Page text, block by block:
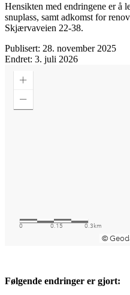
Hensikten med endringene er å
snuplass, samt adkomst for
Skjærvaveien 22-38.
Publisert: 28. november 2025
Endret: 3. juli 2026
Følgende endringer er gjort: